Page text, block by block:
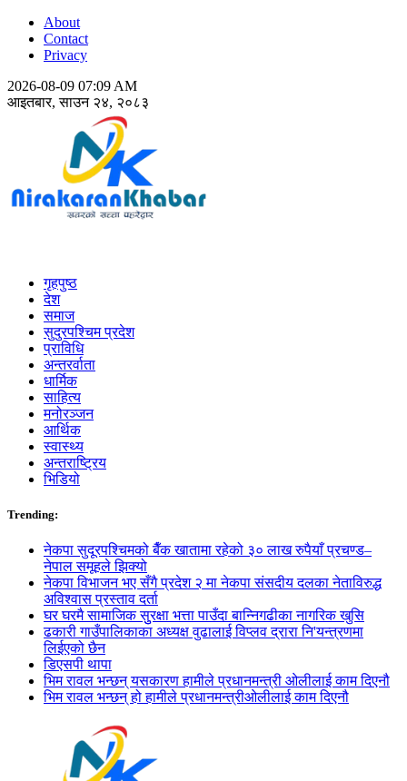
About
Contact
Privacy
2026-08-09 07:09 AM
आइतबार, साउन २४, २०८३
गृहपुष्ठ
देश
समाज
सुदुरपश्चिम प्रदेश
प्राविधि
अन्तरर्वाता
धार्मिक
साहित्य
मनोरञ्जन
आर्थिक
स्वास्थ्य
अन्तराष्ट्रिय
भिडियो
Trending:
नेकपा सुदूरपश्चिमको बैँक खातामा रहेको ३० लाख रुपैयाँ प्रचण्ड–
नेपाल समूहले झिक्य‍ो
नेकपा विभाजन भए सँगै प्रदेश २ मा नेकपा संसदीय दलका नेताविरुद्ध
अविश्वास प्रस्ताव दर्ता
घर घरमै सामाजिक सुुरक्षा भत्ता पाउँदा बान्निगढीका नागरिक खुसि
ढकारी गाउँपालिकाका अध्यक्ष वुढालाई विप्लव द्रारा नि'यन्त्रणमा
लिईएको छैन
डिएसपी थापा
भिम रावल भन्छन् यसकारण हामीले प्रधानमन्त्री ओलीलाई काम दिएनौ
भिम रावल भन्छन् हो हामीले प्रधानमन्त्रीओलीलाई काम दिएनौ